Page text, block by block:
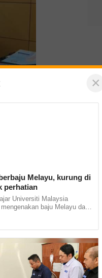
×
Melayu, kurung di
perhatian
Universiti Malaysia
baju Melayu dan